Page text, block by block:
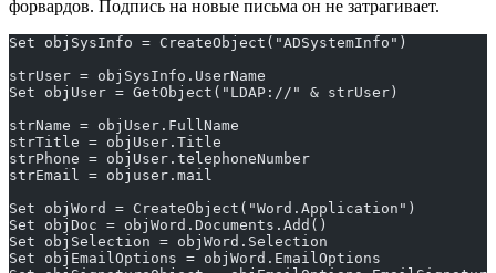
форвардов. Подпись на новые письма он не затрагивает.
Set objSysInfo = CreateObject("ADSystemInfo")
strUser = objSysInfo.UserName
Set objUser = GetObject("LDAP://" & strUser)
strName = objUser.FullName
strTitle = objUser.Title
strPhone = objUser.telephoneNumber
strEmail = objuser.mail
Set objWord = CreateObject("Word.Application")
Set objDoc = objWord.Documents.Add()
Set objSelection = objWord.Selection
Set objEmailOptions = objWord.EmailOptions